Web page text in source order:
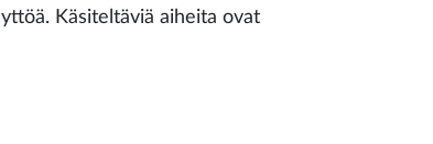
Käsiteltäviä aiheita ovat